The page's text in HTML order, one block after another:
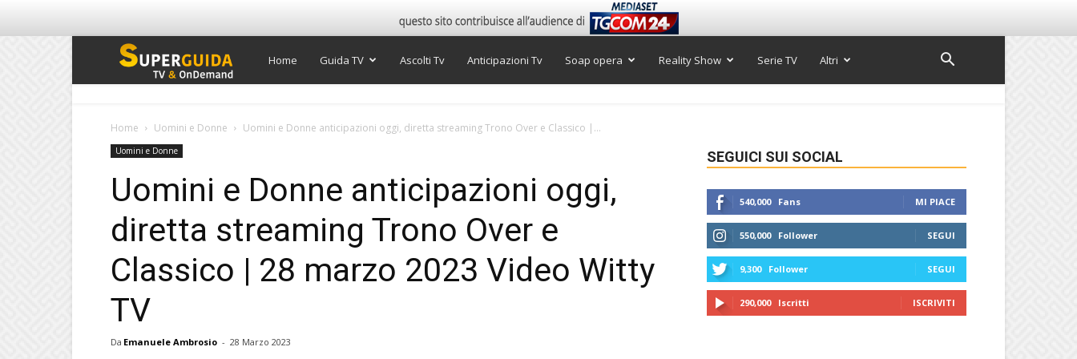
Super
Home Guida TV Ascolti Tv Anticipazioni Tv Soap opera Reality Show Serie TV Altri
Home Uomini e Donne Uomini e Donne anticipazioni oggi, diretta streaming Trono Over e Classico |...
Uomini e Donne
Uomini e Donne anticipazioni oggi,
diretta streaming Trono Over e
Classico | 28 marzo 2023 Video Witty
TV
Da Emanuele Ambrosio - 28 Marzo 2023
SEGUICI SUI SOCIAL
540,000 Fans MI PIACE
550,000 Follower SEGUI
9,300 Follower SEGUI
290,000 Iscritti ISCRIVITI